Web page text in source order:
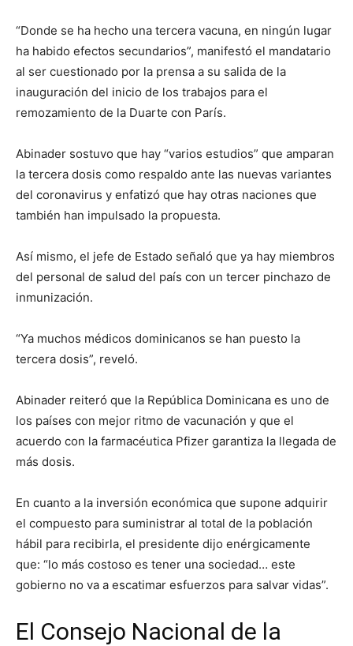
“Donde se ha hecho una tercera vacuna, en ningún lugar
ha habido efectos secundarios”, manifestó el mandatario
al ser cuestionado por la prensa a su salida de la
inauguración del inicio de los trabajos para el
remozamiento de la Duarte con París.
Abinader sostuvo que hay “varios estudios” que amparan
la tercera dosis como respaldo ante las nuevas variantes
del coronavirus y enfatizó que hay otras naciones que
también han impulsado la propuesta.
Así mismo, el jefe de Estado señaló que ya hay miembros
del personal de salud del país con un tercer pinchazo de
inmunización.
“Ya muchos médicos dominicanos se han puesto la
tercera dosis”, reveló.
Abinader reiteró que la República Dominicana es uno de
los países con mejor ritmo de vacunación y que el
acuerdo con la farmacéutica Pfizer garantiza la llegada de
más dosis.
En cuanto a la inversión económica que supone adquirir
el compuesto para suministrar al total de la población
hábil para recibirla, el presidente dijo enérgicamente
que: “lo más costoso es tener una sociedad… este
gobierno no va a escatimar esfuerzos para salvar vidas”.
El Consejo Nacional de la